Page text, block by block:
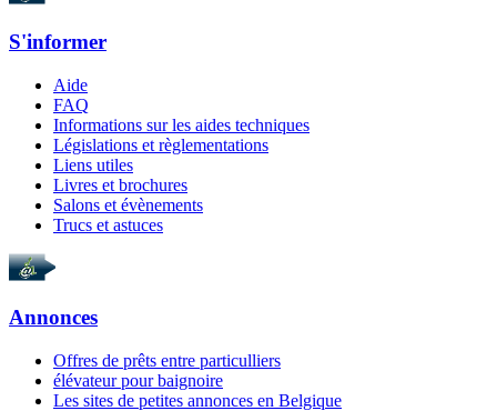
S'informer
Aide
FAQ
Informations sur les aides techniques
Législations et règlementations
Liens utiles
Livres et brochures
Salons et évènements
Trucs et astuces
Annonces
Offres de prêts entre particulliers
élévateur pour baignoire
Les sites de petites annonces en Belgique